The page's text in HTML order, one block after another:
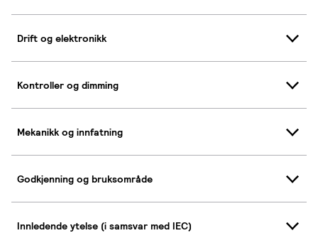
Drift og elektronikk
Kontroller og dimming
Mekanikk og innfatning
Godkjenning og bruksområde
Innledende ytelse (i samsvar med IEC)